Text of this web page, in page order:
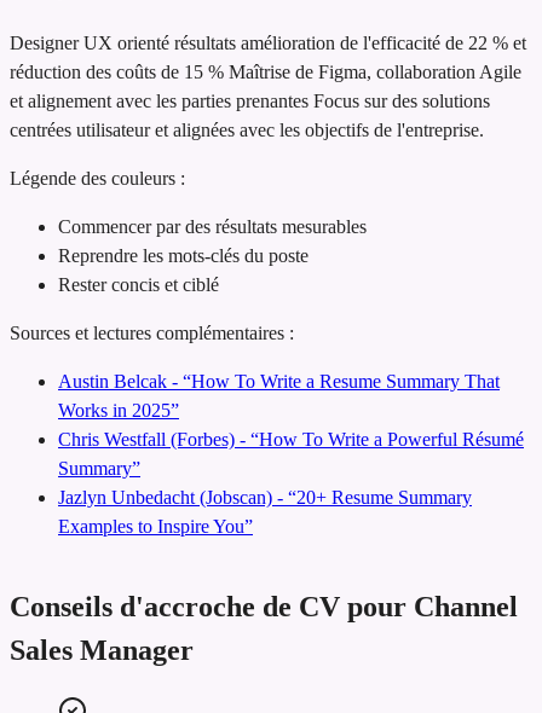
Designer UX orienté résultats amélioration de l'efficacité de 22 % et
réduction des coûts de 15 % Maîtrise de Figma, collaboration Agile
et alignement avec les parties prenantes Focus sur des solutions
centrées utilisateur et alignées avec les objectifs de l'entreprise.
Légende des couleurs :
Commencer par des résultats mesurables
Reprendre les mots-clés du poste
Rester concis et ciblé
Sources et lectures complémentaires :
Austin Belcak - “How To Write a Resume Summary That
Works in 2025”
Chris Westfall (Forbes) - “How To Write a Powerful Résumé
Summary”
Jazlyn Unbedacht (Jobscan) - “20+ Resume Summary
Examples to Inspire You”
Conseils d'accroche de CV pour Channel
Sales Manager